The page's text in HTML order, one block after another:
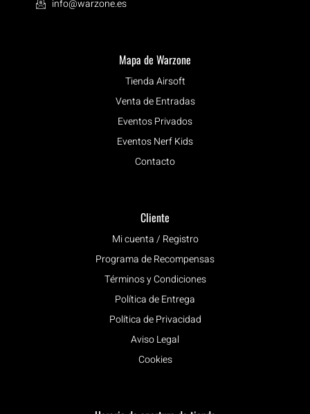
info@warzone.es
Mapa de Warzone
Tienda Airsoft
Venta de Entradas
Eventos Privados
Eventos Nerf Kids
Contacto
Cliente
Mi cuenta / Registro
Programa de Recompensas
Términos y Condiciones
Política de Entrega
Política de Privacidad
Aviso Legal
Cookies